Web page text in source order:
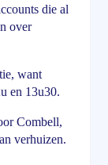
die al
over
want
en 13u30.
Combell,
verhuizen.